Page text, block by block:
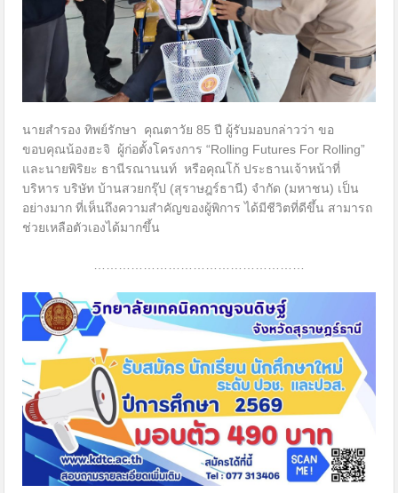
นายสำรอง ทิพย์รักษา คุณตาวัย 85 ปี ผู้รับมอบกล่าวว่า ขอ
ขอบคุณน้องฮะจิ ผู้ก่อตั้งโครงการ “Rolling Futures For Rolling”
และนายพิริยะ ธานีรณานนท์ หรือคุณโก้ ประธานเจ้าหน้าที่
บริหาร บริษัท บ้านสวยกรุ๊ป (สุราษฎร์ธานี) จำกัด (มหาชน) เป็น
อย่างมาก ที่เห็นถึงความสำคัญของผู้พิการ ได้มีชีวิตที่ดีขึ้น สามารถ
ช่วยเหลือตัวเองได้มากขึ้น